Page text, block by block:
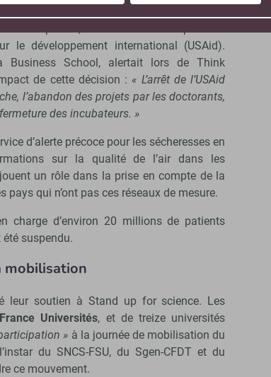
impactée, notamment avec la possible
le développement international (USAid).
Business School, alertait lors de Think
de cette décision : « L’arrêt de l’USAid
l’abandon des projets par les doctorants,
des incubateurs. »
d’alerte précoce pour les sécheresses en
sur la qualité de l’air dans les
un rôle dans la prise en compte de la
qui n’ont pas ces réseaux de mesure.
charge d’environ 20 millions de patients
suspendu.
mobilisation
leur soutien à Stand up for science. Les
France Universités, et de treize universités
» à la journée de mobilisation du
du SNCS-FSU, du Sgen-CFDT et du
ce mouvement.